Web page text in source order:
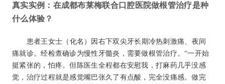
真实实例：在成都布莱梅联合口腔医院做根管治疗是种
什么体验？
患者王女士（化名）因右下双尖牙长期冷热刺激痛、夜间
痛就诊。经检查确诊为慢性牙髓炎，需要做根管治疗。“一开始
挺紧张的，怕疼。但陈医生全程都在安慰我，打麻药几乎没感
觉，治疗过程就是感觉嘴巴张久了有点酸，完全没痛感。做完